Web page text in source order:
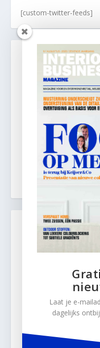
[custom-twitter-feeds]
Laat je e-
dagelijks